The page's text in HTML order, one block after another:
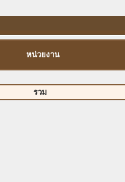
หน่วยงาน
รวม